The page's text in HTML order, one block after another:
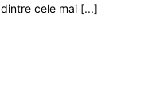
dintre cele mai [...]